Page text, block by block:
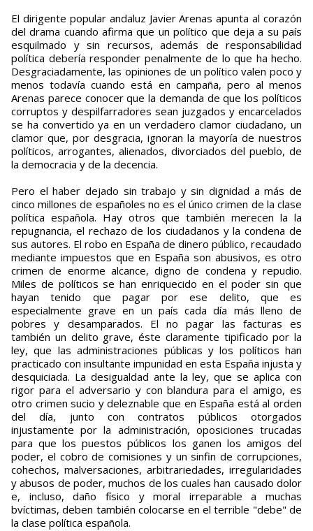
El dirigente popular andaluz Javier Arenas apunta al corazón
del drama cuando afirma que un político que deja a su país
esquilmado y sin recursos, además de responsabilidad
política debería responder penalmente de lo que ha hecho.
Desgraciadamente, las opiniones de un político valen poco y
menos todavía cuando está en campaña, pero al menos
Arenas parece conocer que la demanda de que los políticos
corruptos y despilfarradores sean juzgados y encarcelados
se ha convertido ya en un verdadero clamor ciudadano, un
clamor que, por desgracia, ignoran la mayoría de nuestros
políticos, arrogantes, alienados, divorciados del pueblo, de
la democracia y de la decencia.
Pero el haber dejado sin trabajo y sin dignidad a más de
cinco millones de españoles no es el único crimen de la clase
política española. Hay otros que también merecen la la
repugnancia, el rechazo de los ciudadanos y la condena de
sus autores. El robo en España de dinero público, recaudado
mediante impuestos que en España son abusivos, es otro
crimen de enorme alcance, digno de condena y repudio.
Miles de políticos se han enriquecido en el poder sin que
hayan tenido que pagar por ese delito, que es
especialmente grave en un país cada día más lleno de
pobres y desamparados. El no pagar las facturas es
también un delito grave, éste claramente tipificado por la
ley, que las administraciones públicas y los políticos han
practicado con insultante impunidad en esta España injusta y
desquiciada. La desigualdad ante la ley, que se aplica con
rigor para el adversario y con blandura para el amigo, es
otro crimen sucio y deleznable que en España está al orden
del día, junto con contratos públicos otorgados
injustamente por la administración, oposiciones trucadas
para que los puestos públicos los ganen los amigos del
poder, el cobro de comisiones y un sinfin de corrupciones,
cohechos, malversaciones, arbitrariedades, irregularidades
y abusos de poder, muchos de los cuales han causado dolor
e, incluso, daño físico y moral irreparable a muchas
bvíctimas, deben también colocarse en el terrible "debe" de
la clase política española.